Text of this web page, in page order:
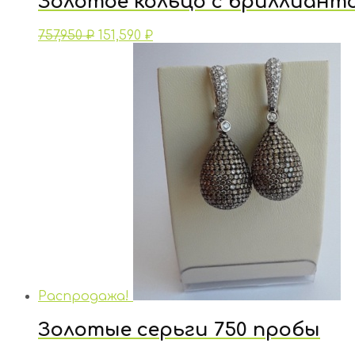
757,950₽ 151,590 ₽
Распродажа!
Золотые серьги 750 пробы